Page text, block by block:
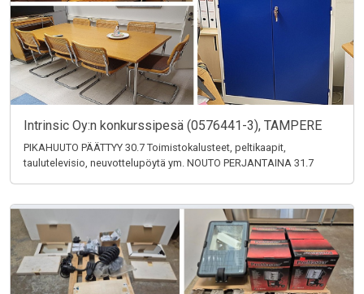
Intrinsic Oy:n konkurssipesä (0576441-3), TAMPERE
PIKAHUUTO PÄÄTTYY 30.7 Toimistokalusteet, peltikaapit,
taulutelevisio, neuvottelupöytä ym. NOUTO PERJANTAINA 31.7